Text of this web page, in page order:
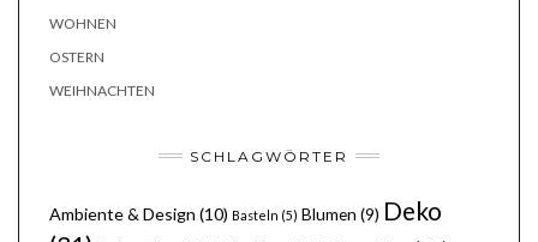
WOHNEN
OSTERN
WEIHNACHTEN
SCHLAGWÖRTER
Ambiente & Design (10) Basteln (5) Blumen (9) Deko